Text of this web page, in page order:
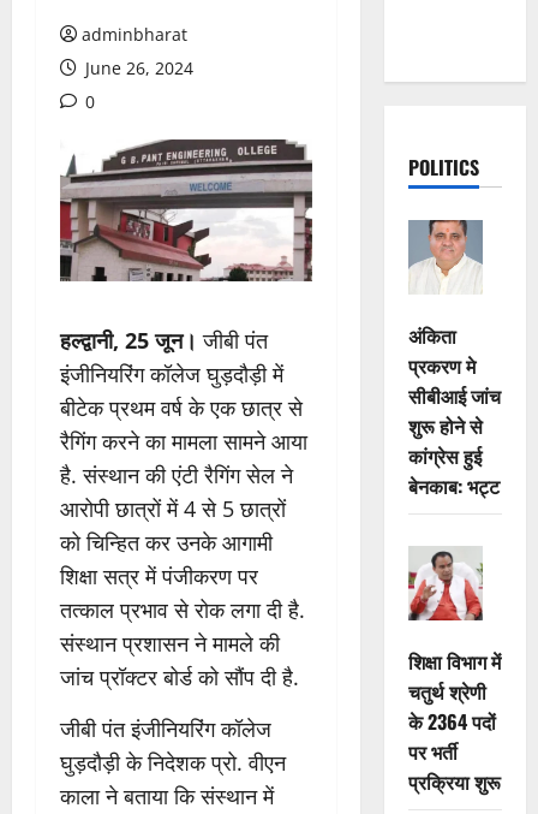
adminbharat
June 26, 2024
0
हल्द्वानी, 25 जून। जीबी पंत
इंजीनियरिंग कॉलेज घुड़दौड़ी में
बीटेक प्रथम वर्ष के एक छात्र से
रैगिंग करने का मामला सामने आया
है. संस्थान की एंटी रैगिंग सेल ने
आरोपी छात्रों में 4 से 5 छात्रों
को चिन्हित कर उनके आगामी
शिक्षा सत्र में पंजीकरण पर
तत्काल प्रभाव से रोक लगा दी है.
संस्थान प्रशासन ने मामले की
जांच प्रॉक्टर बोर्ड को सौंप दी है.
जीबी पंत इंजीनियरिंग कॉलेज
घुड़दौड़ी के निदेशक प्रो. वीएन
काला ने बताया कि संस्थान में
POLITICS
अंकिता
प्रकरण मे
सीबीआई जांच
शुरू होने से
कांग्रेस हुई
बेनकाब: भट्ट
शिक्षा विभाग में
चतुर्थ श्रेणी
के 2364 पदों
पर भर्ती
प्रक्रिया शुरू